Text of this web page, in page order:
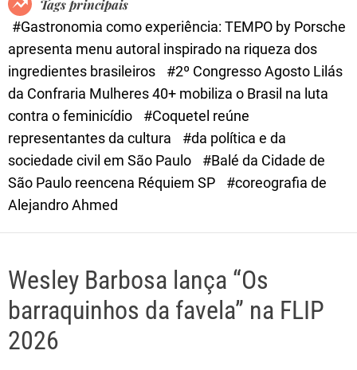
e
Tags principais
#Gastronomia como experiência: TEMPO by Porsche
apresenta menu autoral inspirado na riqueza dos
ingredientes brasileiros
#2º Congresso Agosto Lilás
da Confraria Mulheres 40+ mobiliza o Brasil na luta
contra o feminicídio
#Coquetel reúne
representantes da cultura
#da política e da
sociedade civil em São Paulo
#Balé da Cidade de
São Paulo reencena Réquiem SP
#coreografia de
Alejandro Ahmed
Wesley Barbosa lança “Os
barraquinhos da favela” na FLIP
2026